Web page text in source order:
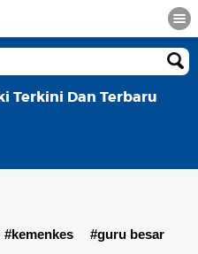
Terkini Dan Terbaru
#kemenkes
#guru besar